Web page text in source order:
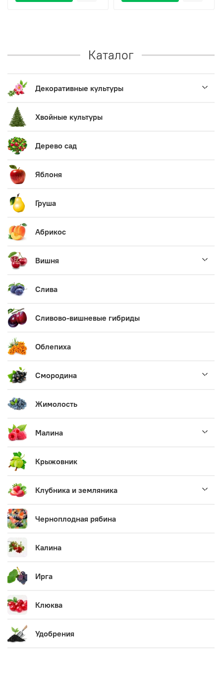
Каталог
Декоративные культуры
Хвойные культуры
Дерево сад
Яблоня
Груша
Абрикос
Вишня
Слива
Сливово-вишневые гибриды
Облепиха
Смородина
Жимолость
Малина
Крыжовник
Клубника и земляника
Черноплодная рябина
Калина
Ирга
Клюква
Удобрения